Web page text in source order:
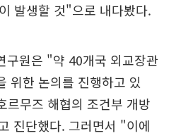
발생할 것"으로 내다봤다.
구원은 "약 40개국 외교장관
위한 논의를 진행하고 있
무즈 해협의 조건부 개방
진단했다. 그러면서 "이에